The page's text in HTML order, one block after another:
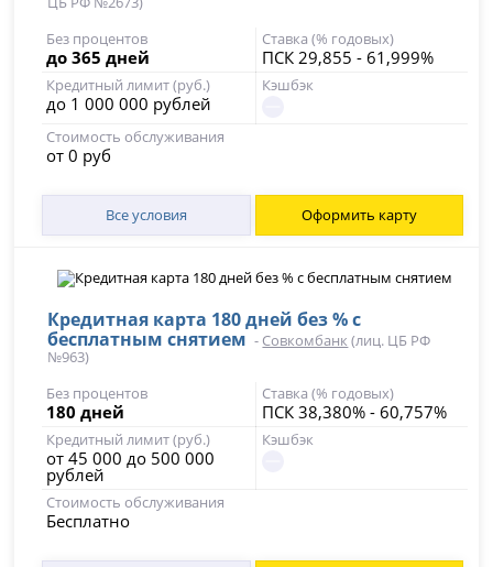
Без процентов
до 365 дней
Ставка (% годовых)
ПСК 29,855 - 61,999%
Кредитный лимит (руб.)
до 1 000 000 рублей
Кэшбэк
Стоимость обслуживания
от 0 руб
Все условия Оформить карту
Кредитная карта 180 дней без % с
бесплатным снятием - Совкомбанк (лиц. ЦБ РФ
№963)
Без процентов
180 дней
Ставка (% годовых)
ПСК 38,380% - 60,757%
Кредитный лимит (руб.)
от 45 000 до 500 000
рублей
Кэшбэк
Стоимость обслуживания
Бесплатно